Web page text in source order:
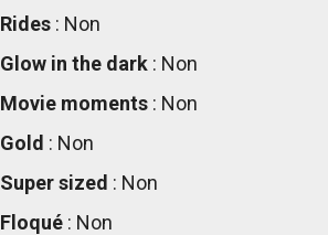
Rides : Non
Glow in the dark : Non
Movie moments : Non
Gold : Non
Super sized : Non
Floqué : Non